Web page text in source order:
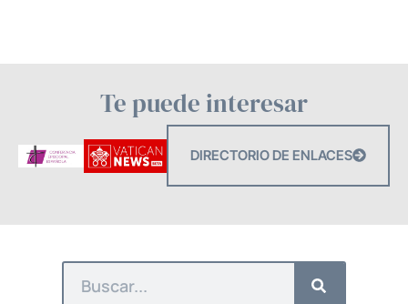
Te puede interesar
DIRECTORIO DE ENLACES